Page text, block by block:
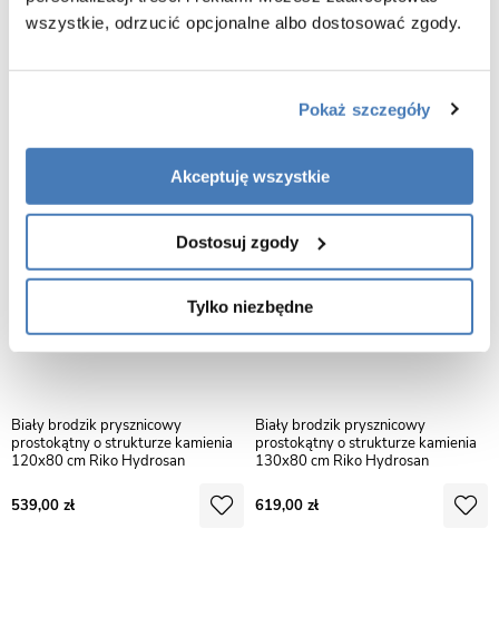
wszystkie, odrzucić opcjonalne albo dostosować zgody.
Pokaż szczegóły
Akceptuję wszystkie
Dostosuj zgody
Tylko niezbędne
prostokątny o strukturze kamienia
110x70 cm Riko Hydrosan
prostokątny o strukturze kamienia
120x70 cm Riko Hydrosan
Biały brodzik prysznicowy
prostokątny o strukturze kamienia
120x80 cm Riko Hydrosan
539,00
Biały brodzik prysznicowy
prostokątny o strukturze kamienia
130x80 cm Riko Hydrosan
619,00